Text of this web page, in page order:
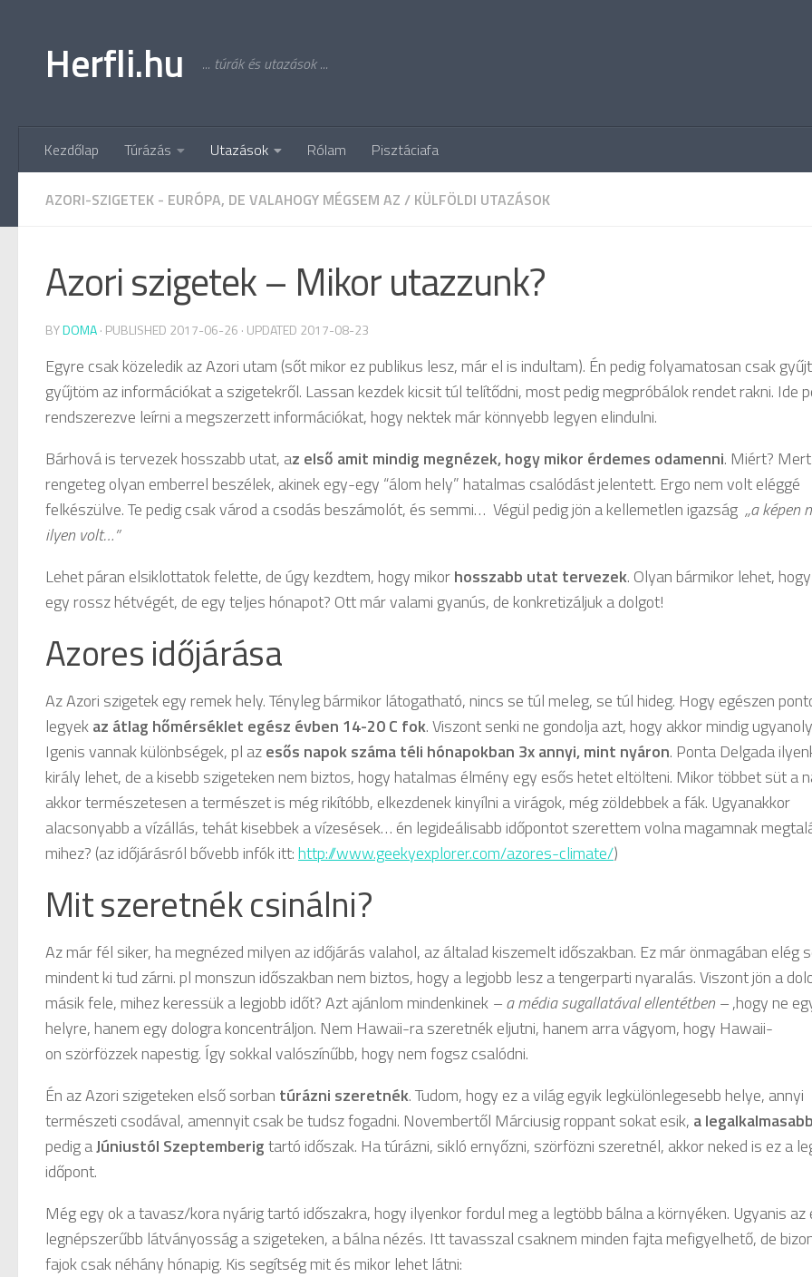
Herfli.hu ... túrák és utazások ...
Kezdőlap Túrázás Utazások Rólam Pisztáciafa
AZORI-SZIGETEK - EURÓPA, DE VALAHOGY MÉGSEM AZ / KÜLFÖLDI UTAZÁSOK
Azori szigetek – Mikor utazzunk?
BYDOMA· PUBLISHED 2017-06-26 · UPDATED 2017-08-23
Egyre csak közeledik az Azori utam (sőt mikor ez publikus lesz, már el is indultam). Én pedig folyamatosan csak
gyűjtöm az információkat a szigetekről. Lassan kezdek kicsit túl telítődni, most pedig megpróbálok rendet rakni. Ide
rendszerezve leírni a megszerzett információkat, hogy nektek már könnyebb legyen elindulni.
Bárhová is tervezek hosszabb utat, az első amit mindig megnézek, hogy mikor érdemes odamenni. Miért? Mert
rengeteg olyan emberrel beszélek, akinek egy-egy “álom hely” hatalmas csalódást jelentett. Ergo nem volt eléggé
felkészülve. Te pedig csak várod a csodás beszámolót, és semmi… Végül pedig jön a kellemetlen igazság ,,a képen
ilyen volt…”
Lehet páran elsiklottatok felette, de úgy kezdtem, hogy mikorhosszabb utat tervezek. Olyan bármikor lehet,
egy rossz hétvégét, de egy teljes hónapot? Ott már valami gyanús, de konkretizáljuk a dolgot!
Azores időjárása
Az Azori szigetek egy remek hely. Tényleg bármikor látogatható, nincs se túl meleg, se túl hideg. Hogy egészen
legyekaz átlag hőmérséklet egész évben 14-20 C fok. Viszont senki ne gondolja azt, hogy akkor mindig
Igenis vannak különbségek, pl azesős napok száma téli hónapokban 3x annyi, mint nyáron. Ponta Delgada
király lehet, de a kisebb szigeteken nem biztos, hogy hatalmas élmény egy esős hetet eltölteni. Mikor többet süt a
akkor természetesen a természet is még rikítóbb, elkezdenek kinyílni a virágok, még zöldebbek a fák. Ugyanakkor
alacsonyabb a vízállás, tehát kisebbek a vízesések… én legideálisabb időpontot szerettem volna magamnak
mihez? (az időjárásról bővebb infók itt:http://www.geekyexplorer.com/azores-climate/)
Mit szeretnék csinálni?
Az már fél siker, ha megnézed milyen az időjárás valahol, az általad kiszemelt időszakban. Ez már önmagában elég
mindent ki tud zárni. pl monszun időszakban nem biztos, hogy a legjobb lesz a tengerparti nyaralás. Viszont jön a
másik fele, mihez keressük a legjobb időt? Azt ajánlom mindenkinek – a média sugallatával ellentétben –,hogy ne
helyre, hanem egy dologra koncentráljon. Nem Hawaii-ra szeretnék eljutni, hanem arra vágyom, hogy Hawaii-
on szörfözzek napestig. Így sokkal valószínűbb, hogy nem fogsz csalódni.
Én az Azori szigeteken első sorban túrázni szeretnék. Tudom, hogy ez a világ egyik legkülönlegesebb helye, annyi
természeti csodával, amennyit csak be tudsz fogadni. Novembertől Márciusig roppant sokat esik, a
pedig aJúniustól Szeptemberigtartó időszak. Ha túrázni, sikló ernyőzni, szörfözni szeretnél, akkor neked is ez a
időpont.
Még egy ok a tavasz/kora nyárig tartó időszakra, hogy ilyenkor fordul meg a legtöbb bálna a környéken. Ugyanis az
legnépszerűbb látványosság a szigeteken, a bálna nézés. Itt tavasszal csaknem minden fajta mefigyelhető, de
fajok csak néhány hónapig. Kis segítség mit és mikor lehet látni: